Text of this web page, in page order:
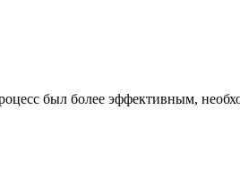
был более эффективным,